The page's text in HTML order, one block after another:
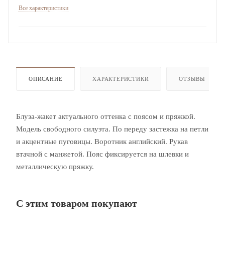
Все характеристики
ОПИСАНИЕ ХАРАКТЕРИСТИКИ ОТЗЫВЫ
Блуза-жакет актуального оттенка с поясом и пряжкой.
Модель свободного силуэта. По переду застежка на петли
и акцентные пуговицы. Воротник английский. Рукав
втачной с манжетой. Пояс фиксируется на шлевки и
металлическую пряжку.
С этим товаром покупают